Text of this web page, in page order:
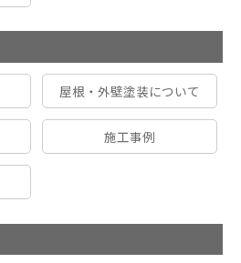
屋根・外壁塗装について
施工事例